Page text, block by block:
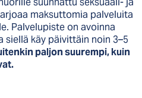
maksuttomia palveluita
Palvelupiste on avoinna
siellä käy päivittäin noin 3–5
paljon suurempi, kuin